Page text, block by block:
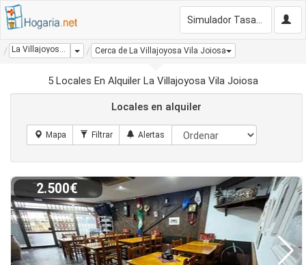
La Villajoyosa Vila Joiosa Dropdown
Cerca de La Villajoyosa Vila Joiosa
5 Locales En Alquiler La Villajoyosa Vila Joiosa
Locales en alquiler
2.500€